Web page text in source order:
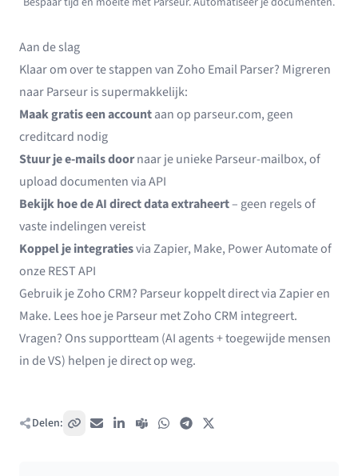
Aan de slag
Klaar om over te stappen van Zoho Email Parser? Migreren
naar Parseur is supermakkelijk:
Maak gratis een accountaan op parseur.com, geen
creditcard nodig
Stuur je e-mails doornaar je unieke Parseur-mailbox, of
upload documenten via API
Bekijk hoe de AI direct data extraheert– geen regels of
vaste indelingen vereist
Koppel je integratiesviaZapier, Make, Power Automateof
onze REST API
Gebruik je Zoho CRM? Parseur koppelt direct via Zapier en
Make. Lees hoe je Parseur met Zoho CRM integreert.
Vragen? Ons supportteam (AI agents + toegewijde mensen
in de VS) helpen je direct op weg.
Delen: Kopieer link
E-mail LinkedIn
Teams WhatsAppTelegram